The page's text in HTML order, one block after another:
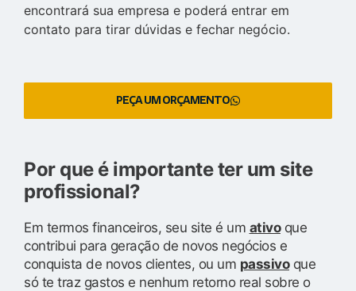
encontrará sua empresa e poderá entrar em
contato para tirar dúvidas e fechar negócio.
PEÇA UM ORÇAMENTO
Por que é importante ter um site
profissional?
Em termos financeiros, seu site é um ativoque
contribui para geração de novos negócios e
conquista de novos clientes, ou um passivoque
só te traz gastos e nenhum retorno real sobre o